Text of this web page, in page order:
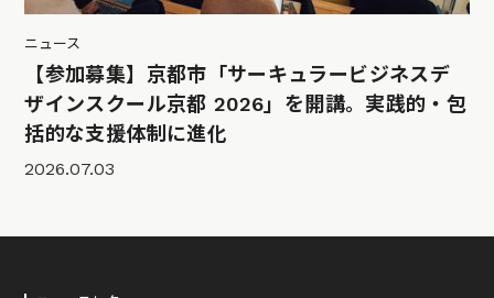
ニュース
【参加募集】京都市「サーキュラービジネスデ
ザインスクール京都 2026」を開講。実践的・包
括的な支援体制に進化
2026.07.03